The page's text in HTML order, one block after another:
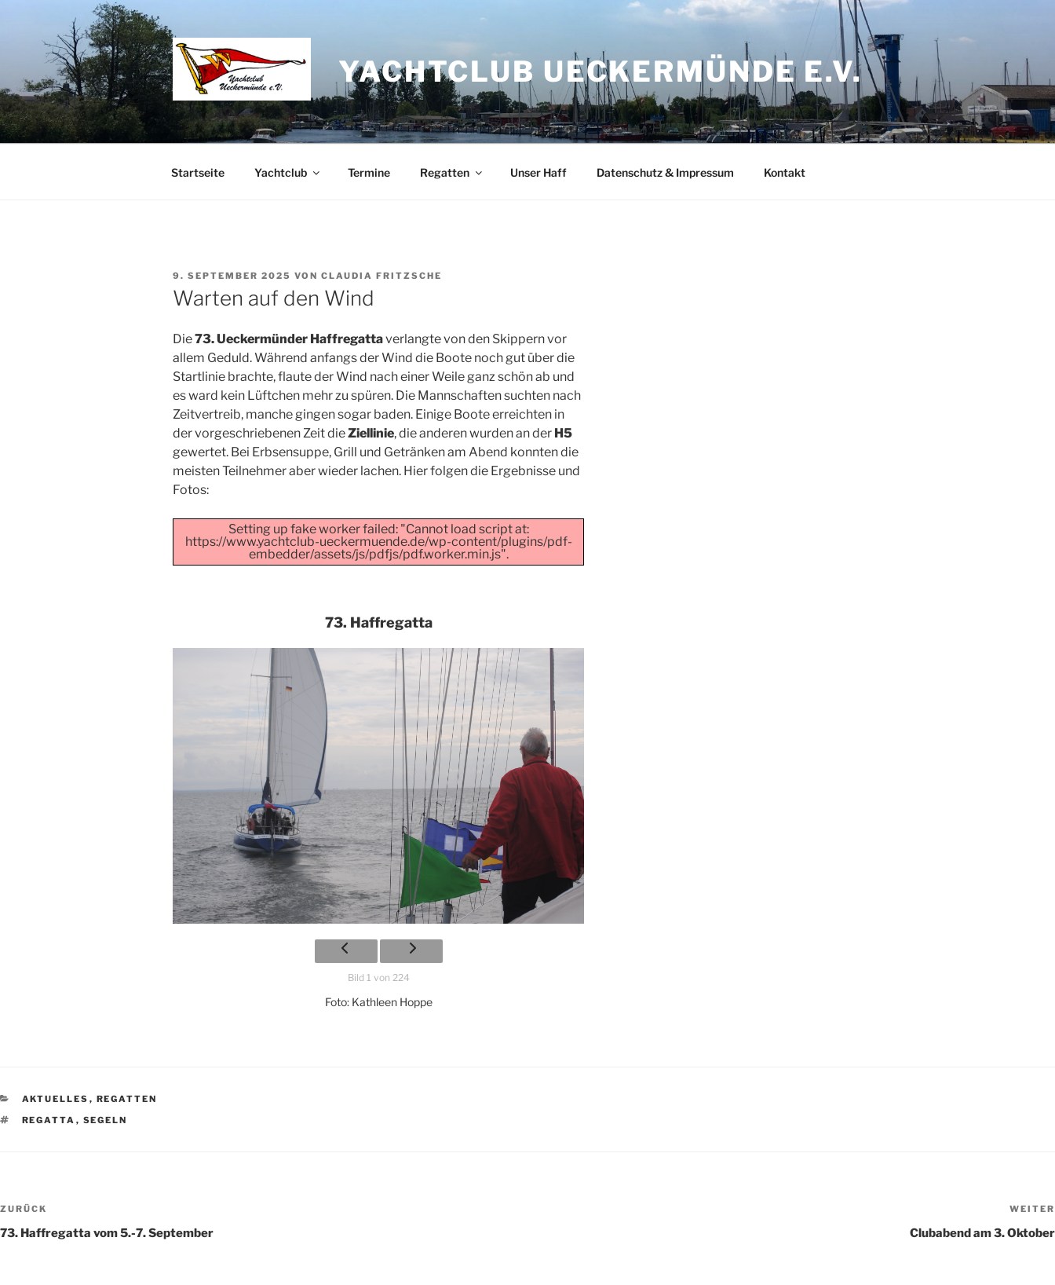
springen
YACHTCLUB UECKERMÜNDE E.V.
Startseite Yachtclub Termine Regatten Unser Haff Datenschutz & Impressum Kontakt
VERÖFFENTLICHT
AM
9. SEPTEMBER 2025 VON CLAUDIA FRITZSCHE
Warten auf den Wind
Die73. Ueckermünder Haffregattaverlangte von den Skippern vor
allem Geduld. Während anfangs der Wind die Boote noch gut über die
Startlinie brachte, flaute der Wind nach einer Weile ganz schön ab und
es ward kein Lüftchen mehr zu spüren. Die Mannschaften suchten nach
Zeitvertreib, manche gingen sogar baden. Einige Boote erreichten in
der vorgeschriebenen Zeit dieZiellinie, die anderen wurden an der H5
gewertet. Bei Erbsensuppe, Grill und Getränken am Abend konnten die
meisten Teilnehmer aber wieder lachen. Hier folgen die Ergebnisse und
Fotos:
Setting up fake worker failed: "Cannot load script at:
https://www.yachtclub-ueckermuende.de/wp-content/plugins/pdf-
embedder/assets/js/pdfjs/pdf.worker.min.js".
73. Haffregatta
Bild 1 von 224
Foto: Kathleen Hoppe
KATEGORIEN
AKTUELLES , REGATTEN
SCHLAGWÖRTER
REGATTA , SEGELN
Beitragsnavigation
Vorheriger
Beitrag
ZURÜCK
73. Haffregatta vom 5.-7. September
WEITER
Clubabend am 3. Oktober